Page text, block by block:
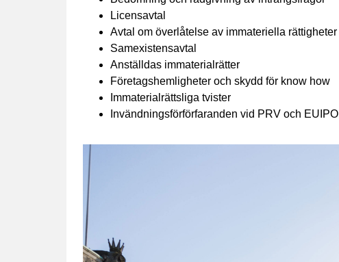
Licensavtal
Avtal om överlåtelse av immateriella rättigheter
Samexistensavtal
Anställdas immaterialrätter
Företagshemligheter och skydd för know how
Immaterialrättsliga tvister
Invändningsförförfaranden vid PRV och EUIPO